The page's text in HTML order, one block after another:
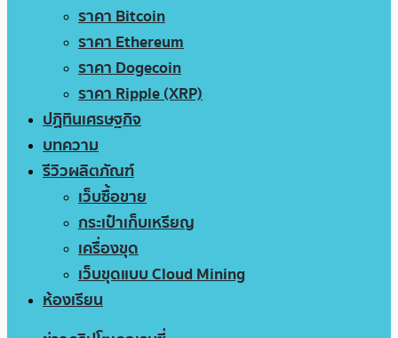
ราคา Bitcoin
ราคา Ethereum
ราคา Dogecoin
ราคา Ripple (XRP)
ปฏิทินเศรษฐกิจ
บทความ
รีวิวผลิตภัณฑ์
เว็บซื้อขาย
กระเป๋าเก็บเหรียญ
เครื่องขุด
เว็บขุดแบบ Cloud Mining
ห้องเรียน